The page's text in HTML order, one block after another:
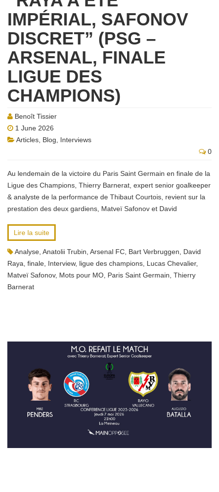
IMPÉRIAL, SAFONOV
DISCRET” (PSG –
ARSENAL, FINALE
LIGUE DES
CHAMPIONS)
Benoît Tissier
1 June 2026
Articles Blog
Interviews
0
Au lendemain de la victoire du Paris Saint Germain en finale de la
Ligue des Champions, Thierry Barnerat, expert senior goalkeeper
& analyste de la performance de Thibaut Courtois, revient sur la
prestation des deux gardiens, Matveï Safonov et David
Lire la suite
Analyse Anatolii Trubin Arsenal FC Bart Verbruggen
David
Raya finale Interview, ligue des champions Lucas Chevalier,
Matveï Safonov, Mots pour MO Paris Saint Germain Thierry
Barnerat